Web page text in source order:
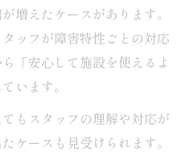
増えたケースがあります。
ッフが障害特性ごとの対応
「安心して施設を使えるよ
います。
もスタッフの理解や対応が
ケースも見受けられます。